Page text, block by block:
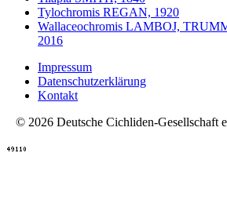
Tylochromis REGAN, 1920
Wallaceochromis LAMBOJ,
2016
Impressum
Datenschutzerklärung
Kontakt
© 2026 Deutsche Cichliden-Gesellschaft